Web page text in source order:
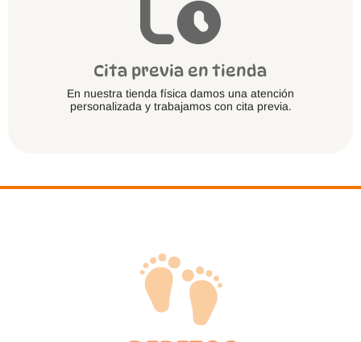
Cita previa en tienda
En nuestra tienda física damos una atención
personalizada y trabajamos con cita previa.